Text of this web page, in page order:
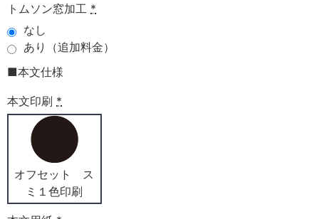
トムソン窓加工 *
なし
あり（追加料金）
■本文仕様
本文印刷 *
オフセット ス
ミ１色印刷